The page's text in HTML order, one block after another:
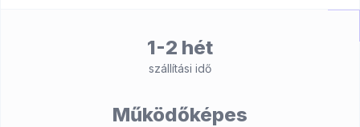
1-2 hét
szállítási idő
Működőképes